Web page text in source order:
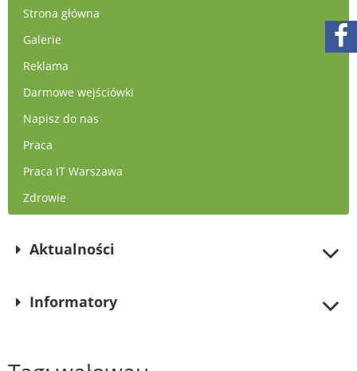
Strona główna
Galerie
Reklama
Darmowe wejściówki
Napisz do nas
Praca
Praca IT Warszawa
Zdrowie
Aktualności
Informatory